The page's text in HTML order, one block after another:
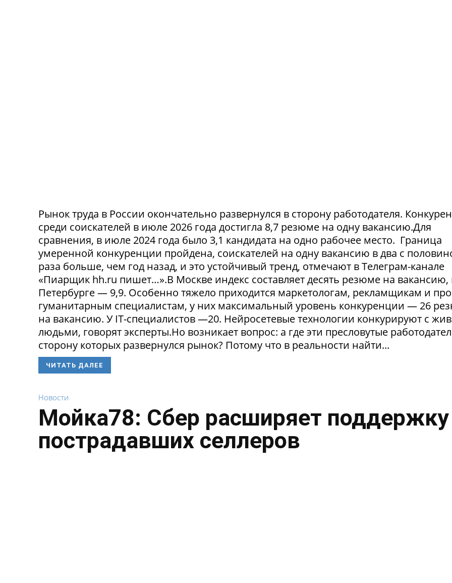
Рынок труда в России окончательно развернулся в сторону работодателя.
среди соискателей в июле 2026 года достигла 8,7 резюме на одну вакансию.Для
сравнения, в июле 2024 года было 3,1 кандидата на одно рабочее место. Граница
умеренной конкуренции пройдена, соискателей на одну вакансию в два с
раза больше, чем год назад, и это устойчивый тренд, отмечают в Телеграм-канале
«Пиарщик hh.ru пишет…».В Москве индекс составляет десять резюме на вакансию,
Петербурге — 9,9. Особенно тяжело приходится маркетологам, рекламщикам и
гуманитарным специалистам, у них максимальный уровень конкуренции — 26
на вакансию. У IT-специалистов —20. Нейросетевые технологии конкурируют с
людьми, говорят эксперты.Но возникает вопрос: а где эти пресловутые
сторону которых развернулся рынок? Потому что в реальности найти...
ЧИТАТЬ ДАЛЕЕ
Новости
Мойка78: Сбер расширяет поддержку
пострадавших селлеров